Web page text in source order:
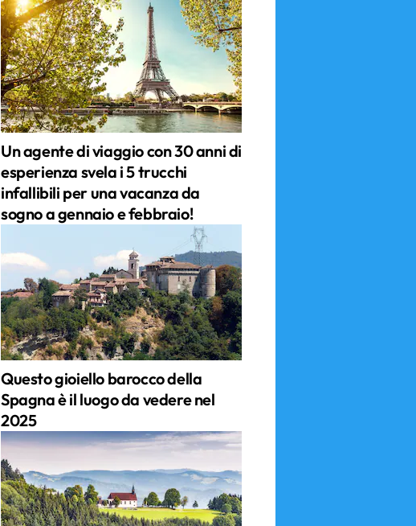
Un agente di viaggio con 30 anni di
esperienza svela i 5 trucchi
infallibili per una vacanza da
sogno a gennaio e febbraio!
Questo gioiello barocco della
Spagna è il luogo da vedere nel
2025